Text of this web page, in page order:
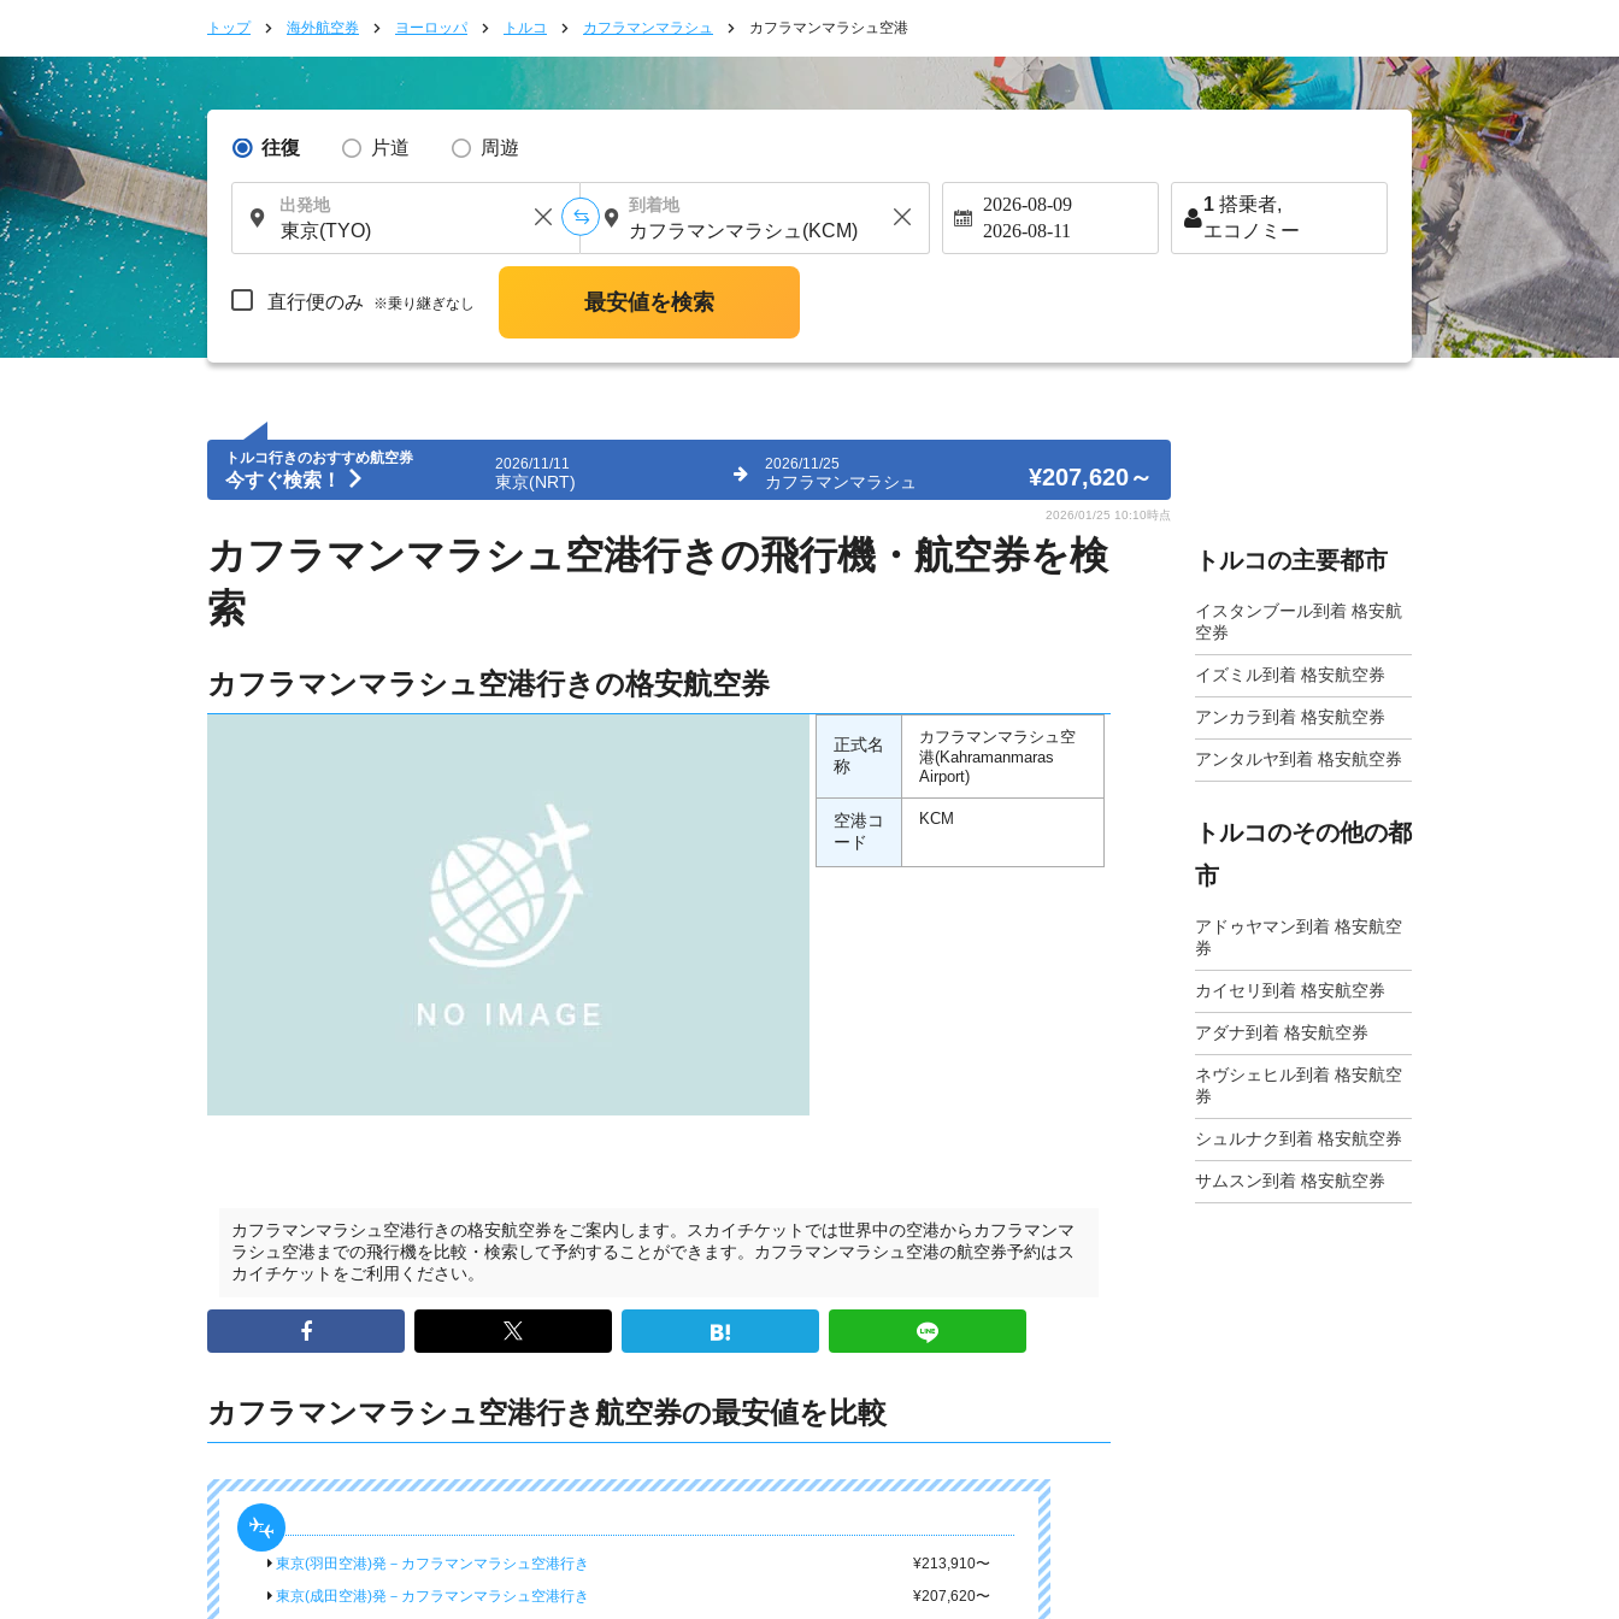
トップ 海外航空券 ヨーロッパ トルコ カフラマンマラシュ カフラマンマラシュ空港
往復 片道 周遊
出発地 到着地 2026-08-09
2026-08-11
1 搭乗者,
エコノミー
直行便のみ ※乗り継ぎなし 最安値を検索
トルコ行きのおすすめ航空券
今すぐ検索！
2026/11/11
東京(NRT)
2026/11/25
カフラマンマラシュ ¥207,620～
2026/01/25 10:10時点
カフラマンマラシュ空港行きの飛行機・航空券を検
索
カフラマンマラシュ空港行きの格安航空券
正式名
称
カフラマンマラシュ空
港(Kahramanmaras
Airport)
空港コ
ード
KCM
カフラマンマラシュ空港行きの格安航空券をご案内します。スカイチケットでは世界中の空港からカフラマンマ
ラシュ空港までの飛行機を比較・検索して予約することができます。カフラマンマラシュ空港の航空券予約はス
カイチケットをご利用ください。
カフラマンマラシュ空港行き航空券の最安値を比較
東京(羽田空港)発－カフラマンマラシュ空港行き ¥213,910〜
東京(成田空港)発－カフラマンマラシュ空港行き
¥207,620〜
トルコの主要都市
イスタンブール到着 格安航
空券
イズミル到着 格安航空券
アンカラ到着 格安航空券
アンタルヤ到着 格安航空券
トルコのその他の都
市
アドゥヤマン到着 格安航空
券
カイセリ到着 格安航空券
アダナ到着 格安航空券
ネヴシェヒル到着 格安航空
券
シュルナク到着 格安航空券
サムスン到着 格安航空券